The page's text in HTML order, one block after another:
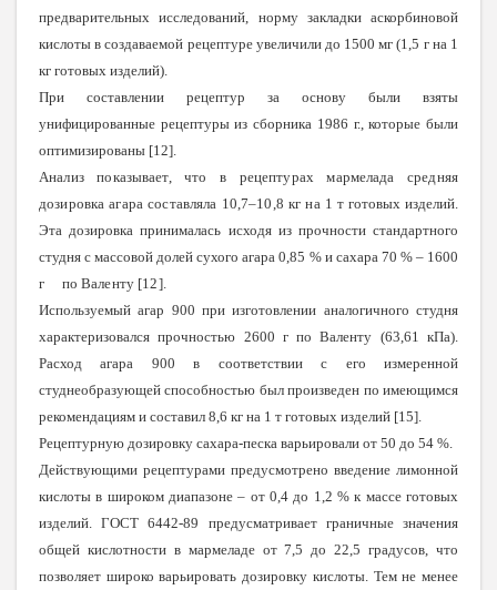
предварительных исследований, норму закладки аскорбиновой
кислоты в создаваемой рецептуре увеличили до 1500 мг (1,5 г на 1
кг готовых изделий).
При составлении рецептур за основу были взяты
унифицированные рецептуры из сборника 1986 г., которые были
оптимизированы [12].
Анализ показывает, что в рецептурах мармелада средняя
дозировка агара составляла 10,7–10,8 кг на 1 т готовых изделий.
Эта дозировка принималась исходя из прочности стандартного
студня с массовой долей сухого агара 0,85 % и сахара 70 % – 1600
г по Валенту [12].
Используемый агар 900 при изготовлении аналогичного студня
характеризовался прочностью 2600 г по Валенту (63,61 кПа).
Расход агара 900 в соответствии с его измеренной
студнеобразующей способностью был произведен по имеющимся
рекомендациям и составил 8,6 кг на 1 т готовых изделий [15].
Рецептурную дозировку сахара-песка варьировали от 50 до 54 %.
Действующими рецептурами предусмотрено введение лимонной
кислоты в широком диапазоне – от 0,4 до 1,2 % к массе готовых
изделий. ГОСТ 6442-89 предусматривает граничные значения
общей кислотности в мармеладе от 7,5 до 22,5 градусов, что
позволяет широко варьировать дозировку кислоты. Тем не менее